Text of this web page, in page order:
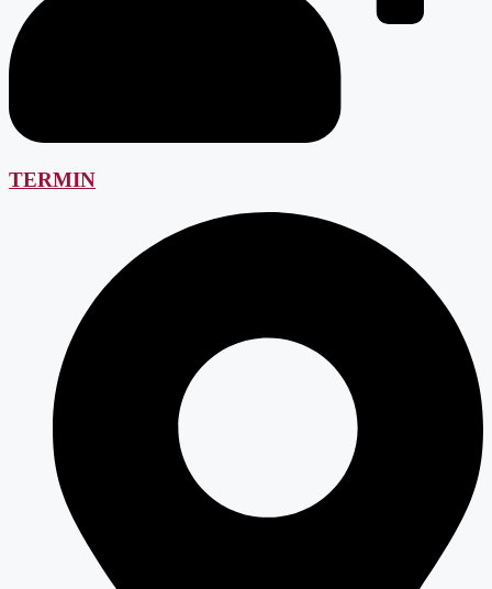
TERMIN